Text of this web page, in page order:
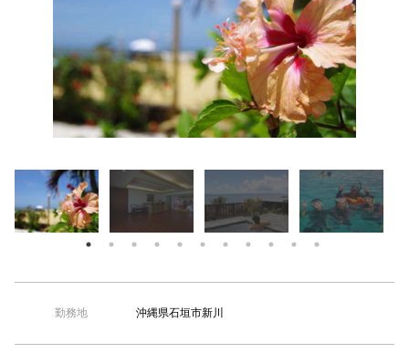
勤務地 沖縄県石垣市新川